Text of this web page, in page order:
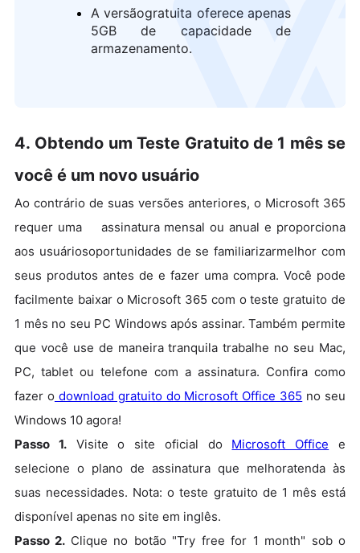
A versãogratuita oferece apenas
5GB de capacidade de
armazenamento.
4. Obtendo um Teste Gratuito de 1 mês se
você é um novo usuário
Ao contrário de suas versões anteriores, o Microsoft 365
requer uma assinatura mensal ou anual e proporciona
aos usuáriosoportunidades de se familiarizarmelhor com
seus produtos antes de e fazer uma compra. Você pode
facilmente baixar o Microsoft 365 com o teste gratuito de
1 mês no seu PC Windows após assinar. Também permite
que você use de maneira tranquila trabalhe no seu Mac,
PC, tablet ou telefone com a assinatura. Confira como
fazer o download gratuito do Microsoft Office 365 no seu
Windows 10 agora!
Passo 1.Visite o site oficial do Microsoft Office e
selecione o plano de assinatura que melhoratenda às
suas necessidades. Nota: o teste gratuito de 1 mês está
disponível apenas no site em inglês.
Passo 2. Clique no botão "Try free for 1 month" sob o